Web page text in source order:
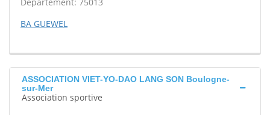
BA GUEWEL
ASSOCIATION VIET-YO-DAO LANG SON Boulogne-
sur-Mer
Association sportive